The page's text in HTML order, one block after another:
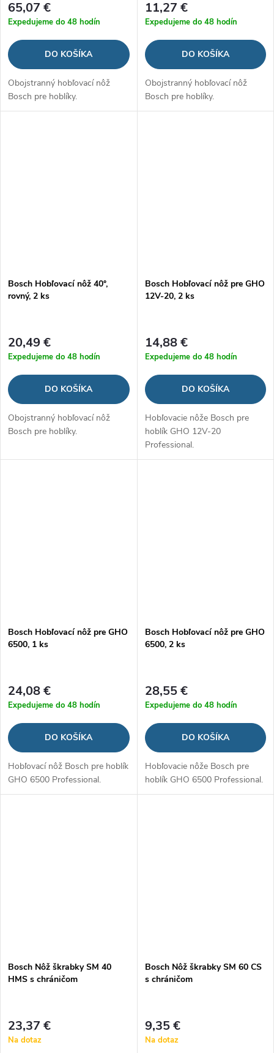
65,07 €
Expedujeme do 48 hodín
DO KOŠÍKA
Obojstranný hobľovací nôž
Bosch pre hoblíky.
11,27 €
Expedujeme do 48 hodín
DO KOŠÍKA
Obojstranný hobľovací nôž
Bosch pre hoblíky.
Bosch Hobľovací nôž 40°,
rovný, 2 ks
20,49 €
Expedujeme do 48 hodín
DO KOŠÍKA
Obojstranný hobľovací nôž
Bosch pre hoblíky.
Bosch Hobľovací nôž pre GHO
12V-20, 2 ks
14,88 €
Expedujeme do 48 hodín
DO KOŠÍKA
Hobľovacie nôže Bosch pre
hoblík GHO 12V-20
Professional.
Bosch Hobľovací nôž pre GHO
6500, 1 ks
24,08 €
Expedujeme do 48 hodín
DO KOŠÍKA
Hobľovací nôž Bosch pre hoblík
GHO 6500 Professional.
Bosch Hobľovací nôž pre GHO
6500, 2 ks
28,55 €
Expedujeme do 48 hodín
DO KOŠÍKA
Hobľovacie nôže Bosch pre
hoblík GHO 6500 Professional.
Bosch Nôž škrabky SM 40
HMS s chráničom
23,37 €
Na dotaz
Bosch Nôž škrabky SM 60 CS
s chráničom
9,35 €
Na dotaz